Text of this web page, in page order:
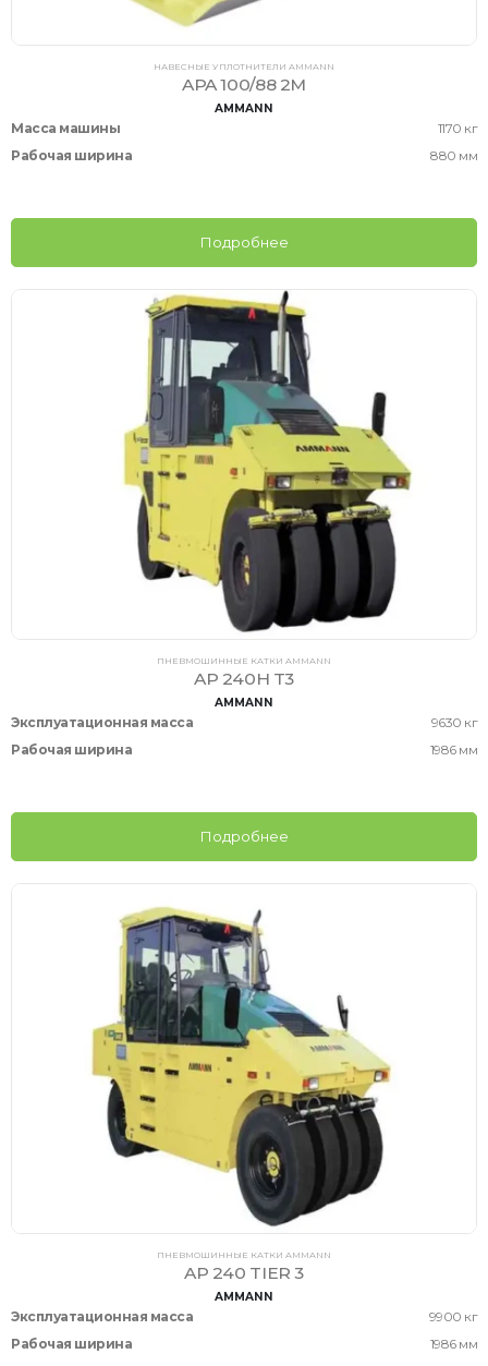
НАВЕСНЫЕ УПЛОТНИТЕЛИ AMMANN
APA 100/88 2M
AMMANN
Масса машины
1170 кг
Рабочая ширина
880 мм
Подробнее
ПНЕВМОШИННЫЕ КАТКИ AMMANN
AP 240H T3
AMMANN
Эксплуатационная масса
9630 кг
Рабочая ширина
1986 мм
Подробнее
ПНЕВМОШИННЫЕ КАТКИ AMMANN
AP 240 TIER 3
AMMANN
Эксплуатационная масса
9900 кг
Рабочая ширина
1986 мм